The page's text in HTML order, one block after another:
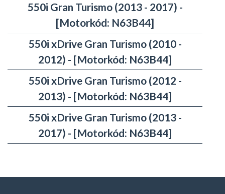
550i Gran Turismo (2013 - 2017) -
[Motorkód: N63B44]
550i xDrive Gran Turismo (2010 -
2012) - [Motorkód: N63B44]
550i xDrive Gran Turismo (2012 -
2013) - [Motorkód: N63B44]
550i xDrive Gran Turismo (2013 -
2017) - [Motorkód: N63B44]